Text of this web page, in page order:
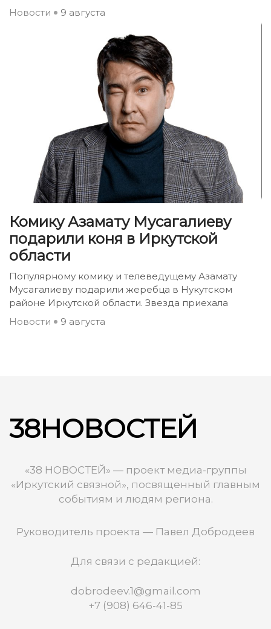
Новости
9 августа
Комику Азамату Мусагалиеву
подарили коня в Иркутской
области
Популярному комику и телеведущему Азамату
Мусагалиеву подарили жеребца в Нукутском
районе Иркутской области. Звезда приехала
Новости
9 августа
38НОВОСТЕЙ
«38 НОВОСТЕЙ» — проект медиа-группы
«Иркутский связной», посвященный главным
событиям и людям региона.
Руководитель проекта — Павел Добродеев
Для связи с редакцией:
dobrodeev.1@gmail.com
+7 (908) 646-41-85